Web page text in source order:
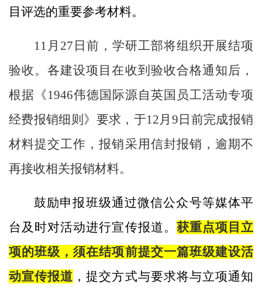
目评选的重要参考材料。
11 月 27 日前，学研工部将组织开展结项
验收。各建设项目在收到验收合格通知后，
根据《1946伟德国际源自英国员工活动专项
经费报销细则》要求，于12月 9 日前完成报销
材料提交工作，报销采用信封报销，逾期不
再接收相关报销材料。
鼓励申报班级通过微信公众号等媒体平
台及时对活动进行宣传报道。 获重点项目立
项的班级，须在结项前提交一篇班级建设活
动宣传报道 ，提交方式与要求将与立项通知